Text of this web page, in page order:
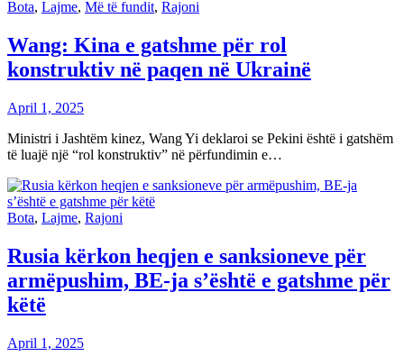
Bota, Lajme, Më të fundit, Rajoni
Wang: Kina e gatshme për rol
konstruktiv në paqen në Ukrainë
April 1, 2025
Ministri i Jashtëm kinez, Wang Yi deklaroi se Pekini është i gatshëm
të luajë një “rol konstruktiv” në përfundimin e…
Bota, Lajme, Rajoni
Rusia kërkon heqjen e sanksioneve për
armëpushim, BE-ja s’është e gatshme për
këtë
April 1, 2025